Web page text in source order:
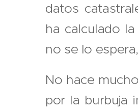
datos
ha calculado
no se lo
No hace
por la burbuja